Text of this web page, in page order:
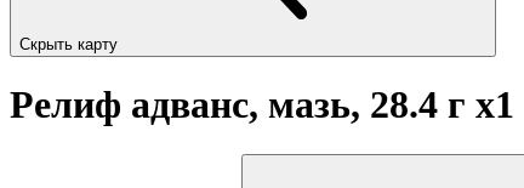
Скрыть карту
Релиф адванс, мазь, 28.4 г x1